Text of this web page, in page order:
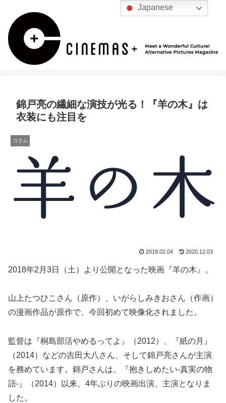
錦戸亮の繊細な演技が光る！『羊の木』は
衣装にも注目を
コラム
2018.02.04 2020.12.03
2018年2月3日（土）より公開となった映画『羊の木』。
山上たつひこさん（原作）、いがらしみきおさん（作画）
の漫画作品が原作で、今回初めて映像化されました。
監督は『桐島部活やめるってよ』（2012）、『紙の月』
（2014）などの吉田大八さん、そして錦戸亮さんが主演
を務めています。錦戸さんは、『抱きしめたい-真実の物
語-』（2014）以来、4年ぶりの映画出演、主演となりま
した。
Japanese